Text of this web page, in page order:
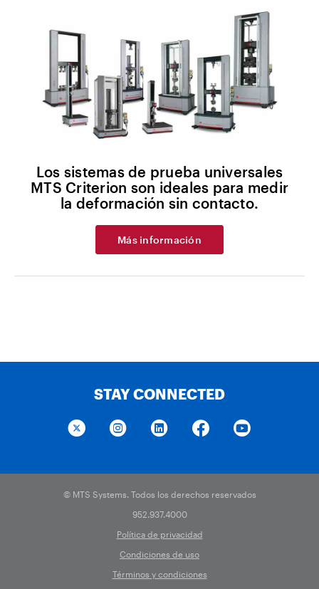
Los sistemas de prueba universales
MTS Criterion son ideales para medir
la deformación sin contacto.
Más información
STAY CONNECTED
© MTS Systems. Todos los derechos reservados
952.937.4000
Política de privacidad
Condiciones de uso
Términos y condiciones